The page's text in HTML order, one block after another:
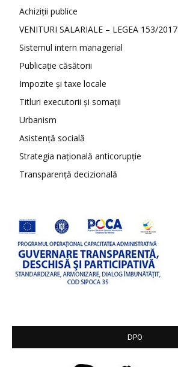
Achiziții publice
VENITURI SALARIALE – LEGEA 153/2017
Sistemul intern managerial
Publicație căsătorii
Impozite și taxe locale
Titluri executorii și somații
Urbanism
Asistență socială
Strategia națională anticorupție
Transparență decizională
DPO